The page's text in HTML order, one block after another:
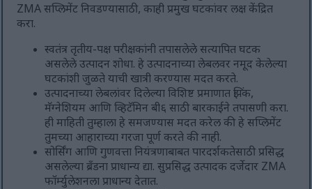
ZMA सप्लिमेंट निवडण्यासाठी, काही प्रमुख घटकांवर लक्ष केंद्रित
करा.
स्वतंत्र तृतीय-पक्ष परीक्षकांनी तपासलेले सत्यापित घटक
असलेले उत्पादन शोधा. हे उत्पादनाच्या लेबलवर नमूद केलेल्या
घटकांशी जुळते याची खात्री करण्यास मदत करते.
उत्पादनाच्या लेबलांवर दिलेल्या विशिष्ट प्रमाणात झिंक,
मॅग्नेशियम आणि व्हिटॅमिन बी६ साठी बारकाईने तपासणी करा.
ही माहिती तुम्हाला हे समजण्यास मदत करेल की हे सप्लिमेंट
तुमच्या आहाराच्या गरजा पूर्ण करते की नाही.
सोर्सिंग आणि गुणवत्ता नियंत्रणाबाबत पारदर्शकतेसाठी प्रसिद्ध
असलेल्या ब्रँडना प्राधान्य द्या. सुप्रसिद्ध उत्पादक दर्जेदार ZMA
फॉर्म्युलेशनला प्राधान्य देतात.